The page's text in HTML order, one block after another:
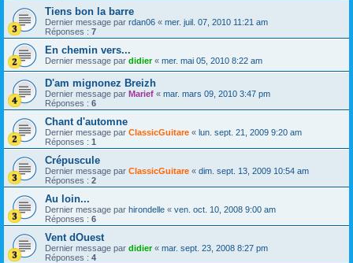
Tiens bon la barre
Dernier message par rdan06 « mer. juil. 07, 2010 11:21 am
Réponses : 7
En chemin vers...
Dernier message par didier« mer. mai 05, 2010 8:22 am
D'am mignonez Breizh
Dernier message par Marief « mar. mars 09, 2010 3:47 pm
Réponses : 6
Chant d'automne
Dernier message par ClassicGuitare « lun. sept. 21, 2009 9:20 am
Réponses : 1
Crépuscule
Dernier message par ClassicGuitare « dim. sept. 13, 2009 10:54 am
Réponses : 2
Au loin...
Dernier message par hirondelle « ven. oct. 10, 2008 9:00 am
Réponses : 6
Vent dOuest
Dernier message par didier« mar. sept. 23, 2008 8:27 pm
Réponses : 4